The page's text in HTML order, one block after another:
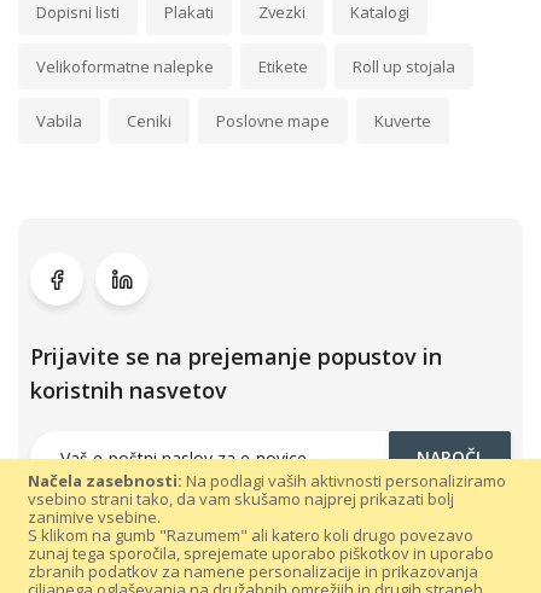
Načela zasebnosti: Na podlagi vaših aktivnosti personaliziramo
vsebino strani tako, da vam skušamo najprej prikazati bolj
zanimive vsebine.
S klikom na gumb "Razumem" ali katero koli drugo povezavo
zunaj tega sporočila, sprejemate uporabo piškotkov in uporabo
zbranih podatkov za namene personalizacije in prikazovanja
Dopisni listi Plakati Zvezki Katalogi
Velikoformatne nalepke Etikete Roll up stojala
Vabila Ceniki Poslovne mape Kuverte
Prijavite se na prejemanje popustov in
koristnih nasvetov
NAROČI